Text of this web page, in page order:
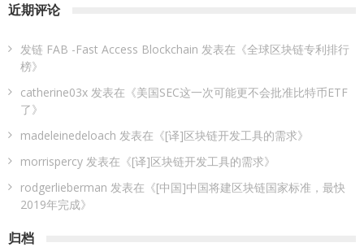
近期评论
发链 FAB -Fast Access Blockchain 发表在《全球区块链专利排行
榜》
catherine03x 发表在《美国SEC这一次可能更不会批准比特币ETF
了》
madeleinedeloach 发表在《[译]区块链开发工具的需求》
morrispercy 发表在《[译]区块链开发工具的需求》
rodgerlieberman 发表在《[中国]中国将建区块链国家标准，最快
2019年完成》
归档